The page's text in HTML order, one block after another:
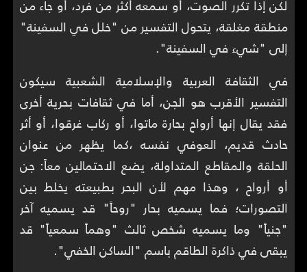
لكن إذا تكرر الصوت، أو سمعه أكثر من فرد، أو جاء من
منطقة مغلقة، يتحول التفسير من "خلل في السفينة"
إلى "شيء في السفينة".
في الثقافة العربية والإسلامية الشعبية سيكون
التفسير الأقرب هو الجن، أما في ثقافات بحرية أخرى
فقد يقال إنها أرواح بحارة ماتوا، أو ركاب غرقوا، أو أثر
حادث قديم، العوفي نفسه ،كما يظهر من عنوان
الحلقة والمقاطع المتداولة، يضع الاحتمالين معاً: جن
أو أرواح ، وهذا مهم لأن البحر بطبيعته يخلط بين
التصورات؛ فما يسميه بحار "روحاً" قد يسميه آخر
"جنياً" وما يسميه شخص ثالث "وهماً سمعياً" قد
يبقى في ذاكرة الطاقم باسم "الساكن الخفي".